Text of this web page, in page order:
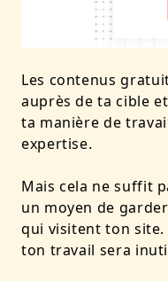
Les contenus
auprès de ta cible
ta manière de
expertise.
Mais cela ne suffit
un moyen de
qui visitent ton site.
ton travail sera